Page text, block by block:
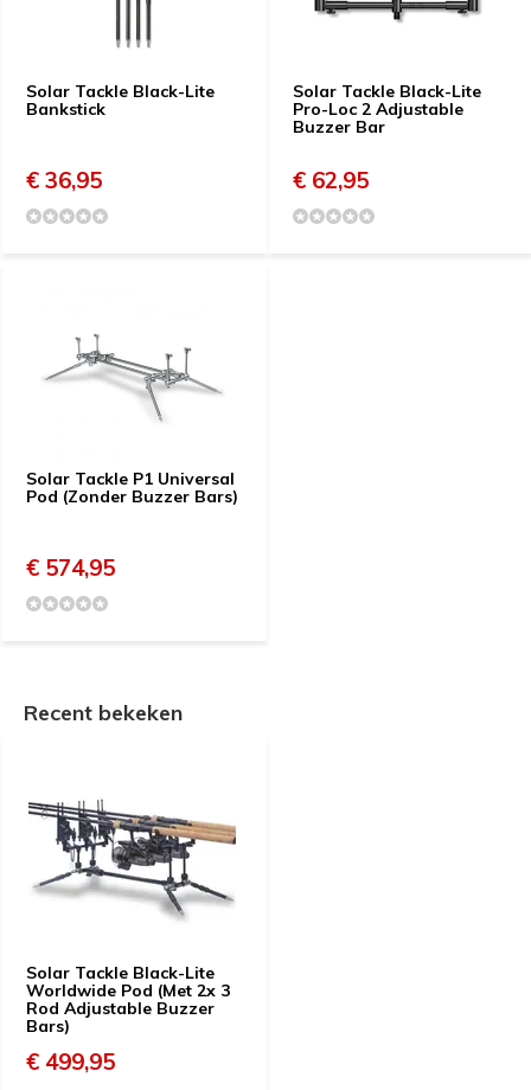
Solar Tackle Black-Lite
Bankstick
€ 36,95
Solar Tackle Black-Lite
Pro-Loc 2 Adjustable
Buzzer Bar
€ 62,95
Solar Tackle P1 Universal
Pod (Zonder Buzzer Bars)
€ 574,95
Recent bekeken
Solar Tackle Black-Lite
Worldwide Pod (Met 2x 3
Rod Adjustable Buzzer
Bars)
€ 499,95